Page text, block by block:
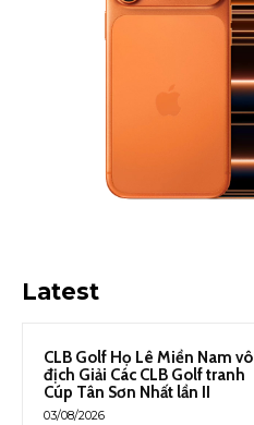
Latest
CLB Golf Họ Lê Miền Nam vô
địch Giải Các CLB Golf tranh
Cúp Tân Sơn Nhất lần II
03/08/2026